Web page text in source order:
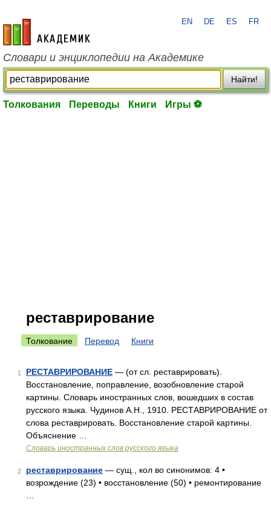
academic.ru
EN DE ES FR
Словари и энциклопедии на Академике
Найти!
Толкования Переводы Книги Игры ⚽
реставрирование
Толкование Перевод Книги
1 РЕСТАВРИРОВАНИЕ — (от сл. реставрировать).
Восстановление, поправление, возобновление старой
картины. Словарь иностранных слов, вошедших в состав
русского языка. Чудинов А.Н., 1910. РЕСТАВРИРОВАНИЕ от
слова реставрировать. Восстановление старой картины.
Объяснение …
Словарь иностранных слов русского языка
2 реставрирование — сущ., кол во синонимов: 4 •
возрождение (23) • восстановление (50) • ремонтирование